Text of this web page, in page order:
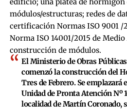
módulos/estructuras; redes de
certificación Normas ISO 9001 /
Norma ISO 14001/2015 de
construcción de módulos.
El Ministerio de Obras
comenzó la construcción del
Tres de Febrero. Se emplazará
Unidad de Pronta Atención Nº
localidad de Martín Coronado,